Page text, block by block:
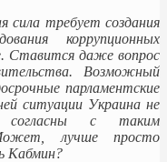
сила требует создания
коррупционных
Ставится даже вопрос
Возможный
парламентские
ситуации Украина не
с таким
лучше просто
Кабмин?